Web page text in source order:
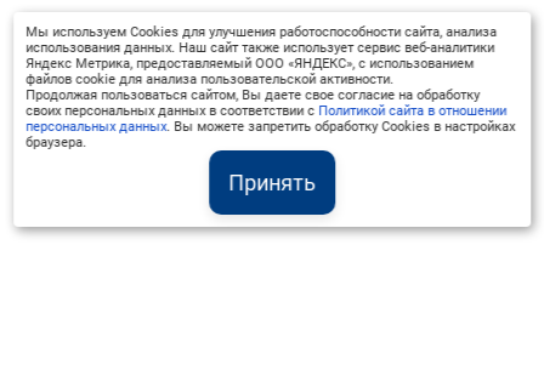
Принять
Мы используем Cookies для улучшения работоспособности сайта, анализа
использования данных. Наш сайт также использует сервис веб-аналитики
Яндекс Метрика, предоставляемый ООО «ЯНДЕКС», с использованием
файлов cookie для анализа пользовательской активности.
Продолжая пользоваться сайтом, Вы даете свое согласие на обработку
своих персональных данных в соответствии с Политикой сайта в отношении
персональных данных. Вы можете запретить обработку Cookies в настройках
браузера.